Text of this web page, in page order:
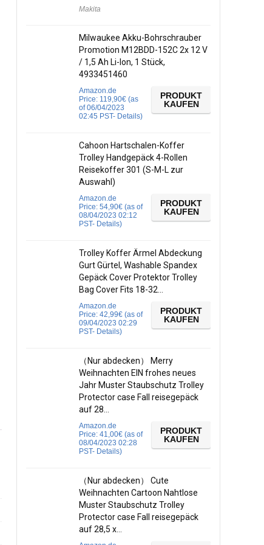
Makita
Milwaukee Akku-Bohrschrauber
Promotion M12BDD-152C 2x 12 V
/ 1,5 Ah Li-Ion, 1 Stück,
4933451460
Amazon.de
Price: 119,90€ (as
of 06/04/2023
02:45 PST- Details)
PRODUKT
KAUFEN
Cahoon Hartschalen-Koffer
Trolley Handgepäck 4-Rollen
Reisekoffer 301 (S-M-L zur
Auswahl)
Amazon.de
Price: 54,90€ (as of
08/04/2023 02:12
PST- Details)
PRODUKT
KAUFEN
Trolley Koffer Ärmel Abdeckung
Gurt Gürtel, Washable Spandex
Gepäck Cover Protektor Trolley
Bag Cover Fits 18-32…
Amazon.de
Price: 42,99€ (as of
09/04/2023 02:29
PST- Details)
PRODUKT
KAUFEN
（Nur abdecken） Merry
Weihnachten EIN frohes neues
Jahr Muster Staubschutz Trolley
Protector case Fall reisegepäck
auf 28…
Amazon.de
Price: 41,00€ (as of
08/04/2023 02:28
PST- Details)
PRODUKT
KAUFEN
（Nur abdecken） Cute
Weihnachten Cartoon Nahtlose
Muster Staubschutz Trolley
Protector case Fall reisegepäck
auf 28,5 x…